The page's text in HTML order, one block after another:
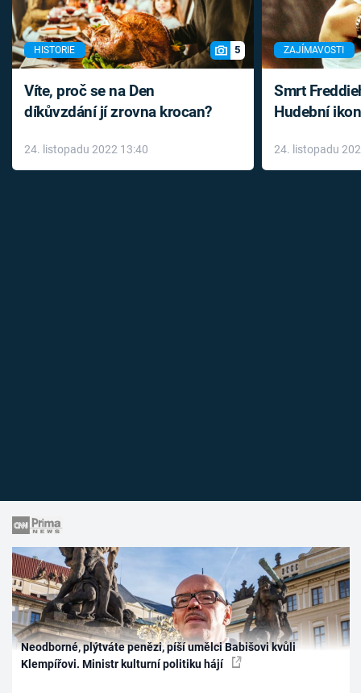
HISTORIE 5
Víte, proč se na Den
díkůvzdání jí zrovna krocan?
24. listopadu 2022 13:40
ZAJÍMAVOSTI
Smrt
Hudební
léky
24. listopadu
Neodborné, plýtváte penězi, píší umělci Babišovi kvůli
Klempířovi. Ministr kulturní politiku hájí